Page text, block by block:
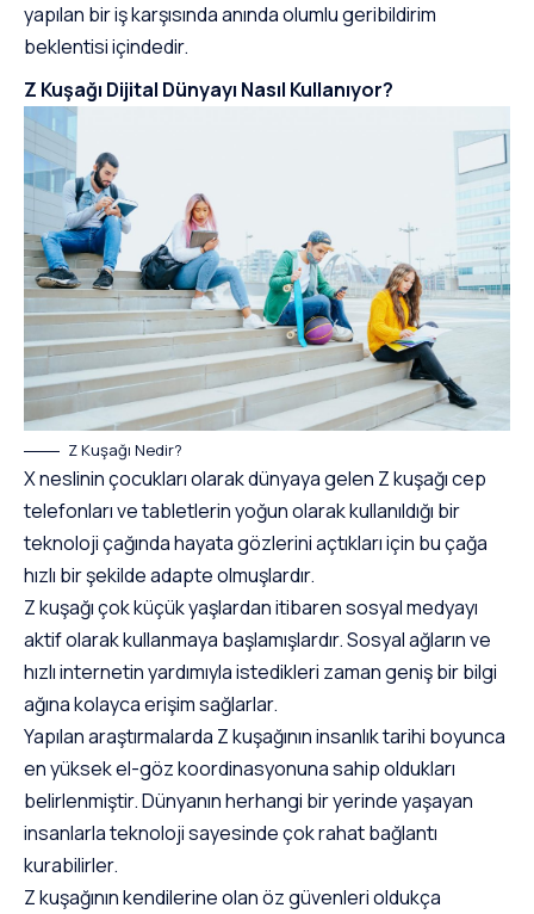
yapılan bir iş karşısında anında olumlu geribildirim
beklentisi içindedir.
Z Kuşağı Dijital Dünyayı Nasıl Kullanıyor?
Z Kuşağı Nedir?
X neslinin çocukları olarak dünyaya gelen Z kuşağı cep
telefonları ve tabletlerin yoğun olarak kullanıldığı bir
teknoloji çağında hayata gözlerini açtıkları için bu çağa
hızlı bir şekilde adapte olmuşlardır.
Z kuşağı çok küçük yaşlardan itibaren sosyal medyayı
aktif olarak kullanmaya başlamışlardır. Sosyal ağların ve
hızlı internetin yardımıyla istedikleri zaman geniş bir bilgi
ağına kolayca erişim sağlarlar.
Yapılan araştırmalarda Z kuşağının insanlık tarihi boyunca
en yüksek el-göz koordinasyonuna sahip oldukları
belirlenmiştir. Dünyanın herhangi bir yerinde yaşayan
insanlarla teknoloji sayesinde çok rahat bağlantı
kurabilirler.
Z kuşağının kendilerine olan öz güvenleri oldukça